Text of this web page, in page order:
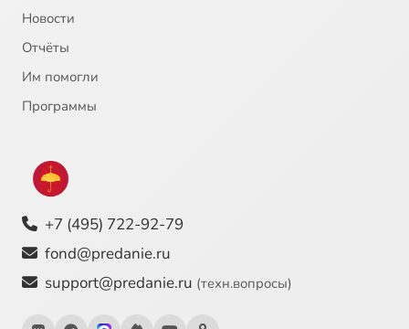
Новости
Отчёты
Им помогли
Программы
+7 (495) 722-92-79
fond@predanie.ru
support@predanie.ru (техн.вопросы)